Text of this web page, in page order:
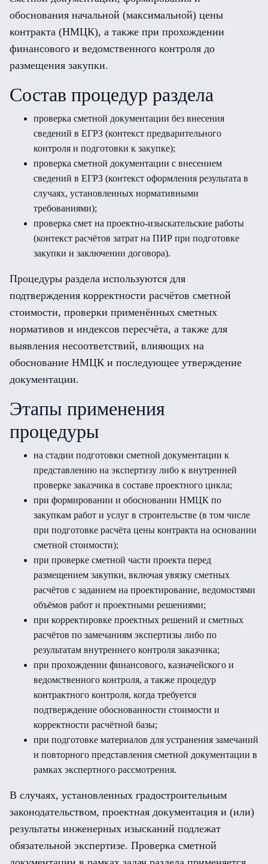
обоснования начальной (максимальной) цены
контракта (НМЦК), а также при прохождении
финансового и ведомственного контроля до
размещения закупки.
Состав процедур раздела
проверка сметной документации без внесения
сведений в ЕГРЗ (контекст предварительного
контроля и подготовки к закупке);
проверка сметной документации с внесением
сведений в ЕГРЗ (контекст оформления результата в
случаях, установленных нормативными
требованиями);
проверка смет на проектно-изыскательские работы
(контекст расчётов затрат на ПИР при подготовке
закупки и заключении договора).
Процедуры раздела используются для
подтверждения корректности расчётов сметной
стоимости, проверки применённых сметных
нормативов и индексов пересчёта, а также для
выявления несоответствий, влияющих на
обоснование НМЦК и последующее утверждение
документации.
Этапы применения
процедуры
на стадии подготовки сметной документации к
представлению на экспертизу либо к внутренней
проверке заказчика в составе проектного цикла;
при формировании и обосновании НМЦК по
закупкам работ и услуг в строительстве (в том числе
при подготовке расчёта цены контракта на основании
сметной стоимости);
при проверке сметной части проекта перед
размещением закупки, включая увязку сметных
расчётов с заданием на проектирование, ведомостями
объёмов работ и проектными решениями;
при корректировке проектных решений и сметных
расчётов по замечаниям экспертизы либо по
результатам внутреннего контроля заказчика;
при прохождении финансового, казначейского и
ведомственного контроля, а также процедур
контрактного контроля, когда требуется
подтверждение обоснованности стоимости и
корректности расчётной базы;
при подготовке материалов для устранения замечаний
и повторного представления сметной документации в
рамках экспертного рассмотрения.
В случаях, установленных градостроительным
законодательством, проектная документация и (или)
результаты инженерных изысканий подлежат
обязательной экспертизе. Проверка сметной